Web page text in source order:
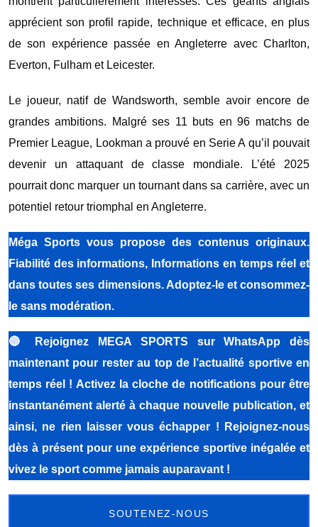
apprécient son profil rapide, technique et efficace, en plus
de son expérience passée en Angleterre avec Charlton,
Everton, Fulham et Leicester.
Le joueur, natif de Wandsworth, semble avoir encore de
grandes ambitions. Malgré ses 11 buts en 96 matchs de
Premier League, Lookman a prouvé en Serie A qu’il pouvait
devenir un attaquant de classe mondiale. L’été 2025
pourrait donc marquer un tournant dans sa carrière, avec un
potentiel retour triomphal en Angleterre.
Méga Sports vous propose des contenus originaux.
Fiabilité des informations, Informations en temps réel et
dans toutes ses dimensions. Adoptez-le et consommez-
le sans modération.
🔴
Rejoignez MEGA SPORTS sur WhatsApp dès
maintenant pour rester au top de l’actualité sportive en
temps réel ! Activez la cloche de notifications pour être
instantanément alerté à chaque nouvelle publication, et
ainsi, ne rien laisser vous échapper ! Rejoignez-nous
dès à présent pour une expérience sportive inégalée et
vivez le sport comme jamais auparavant !
SOUTENEZ-NOUS